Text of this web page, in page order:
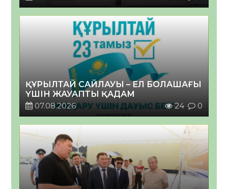
ҚҰРЫЛТАЙ САЙЛАУЫ – ЕЛ БОЛАШАҒЫ
ҮШІН ЖАУАПТЫ ҚАДАМ
07.08.2026
24 0